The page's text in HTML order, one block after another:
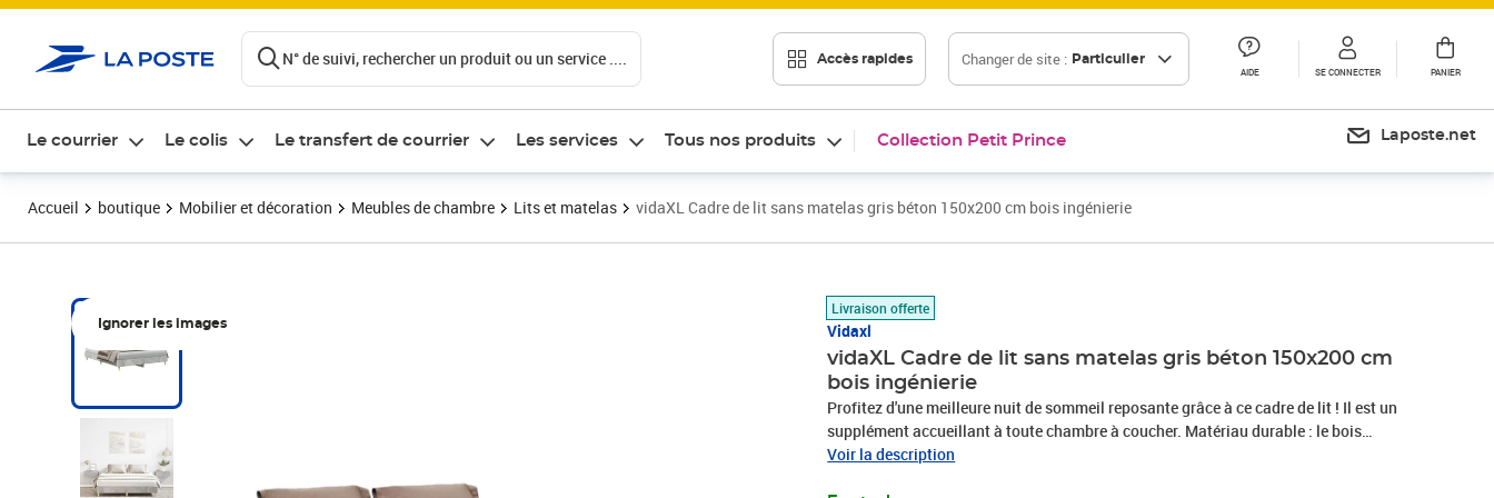
N° de suivi, rechercher un produit ou un service .... Accès rapides Changer de site : Particulier
AIDE SE CONNECTER PANIER
Le courrier Le colis Le transfert de courrier Les services Tous nos produits Collection Petit Prince Laposte.net
Accueil boutique Mobilier et décoration Meubles de chambre Lits et matelas vidaXL Cadre de lit sans matelas gris béton 150x200 cm bois ingénierie
Ignorer les images
Livraison offerte
Vidaxl
vidaXL Cadre de lit sans matelas gris béton 150x200 cm
bois ingénierie
Profitez d'une meilleure nuit de sommeil reposante grâce à ce cadre de lit ! Il est un
supplément accueillant à toute chambre à coucher. Matériau durable : le bois
d'ingénierie est d'une qualité exceptionnelle avec une surface lisse et présente
Voir la description
Prix 142,99€